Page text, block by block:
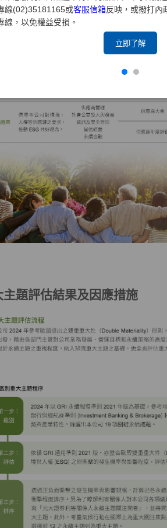
線(02)35181165或客服信箱反映，或撥打內
線，以免權益受損。
立即了解
主題評估結果及因應措施